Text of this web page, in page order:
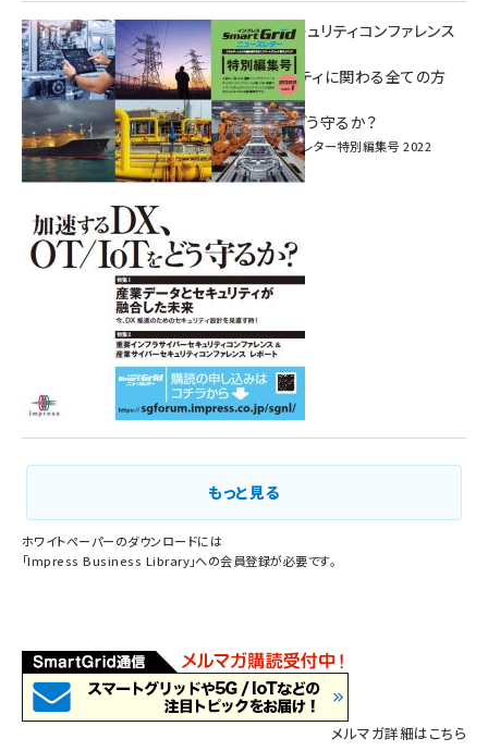
重要インフラサイバーセキュリティコンファレンス
特別電子版！
― 産業サイバーセキュリティに関わる全ての方
へ！ ―
加速するDX、OT/IoTをどう守るか？
インプレス SmartGridニューズレター特別編集号 2022
Vol.1
もっと見る
ホワイトペーパーのダウンロードには
「Impress Business Library」への会員登録が必要です。
メルマガ詳細はこちら